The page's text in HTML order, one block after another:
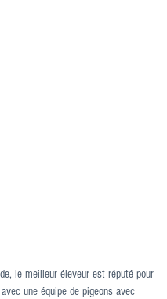
le meilleur éleveur est réputé pour
une équipe de pigeons avec